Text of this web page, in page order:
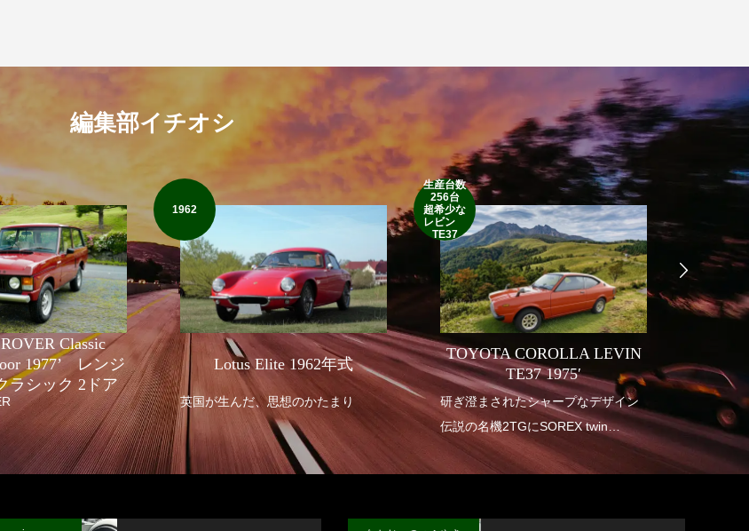
編集部イチオシ
Classic
1977’ レンジ
ラシック 2ドア
1962
Lotus Elite 1962年式
英国が生んだ、思想のかたまり
生産台数
256台
超希少な
レビン
TE37
TOYOTA COROLLA LEVIN
TE37 1975′
研ぎ澄まされたシャープなデザイン
伝説の名機2TGにSOREX twin
carburetor
垂涎の幻の一台
1950年
アメリ
も華や
インデ